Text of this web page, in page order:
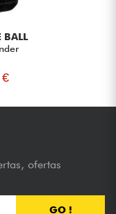
BALL
ofertas
GO !